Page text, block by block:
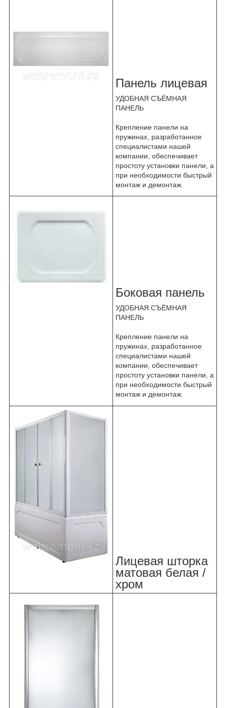
Панель лицевая
УДОБНАЯ СЪЁМНАЯ
ПАНЕЛЬ
Крепление панели на
пружинах, разработанное
специалистами нашей
компании, обеспечивает
простоту установки панели, а
при необходимости быстрый
монтаж и демонтаж.
Боковая панель
УДОБНАЯ СЪЁМНАЯ
ПАНЕЛЬ
Крепление панели на
пружинах, разработанное
специалистами нашей
компании, обеспечивает
простоту установки панели, а
при необходимости быстрый
монтаж и демонтаж.
Лицевая шторка
матовая белая /
хром